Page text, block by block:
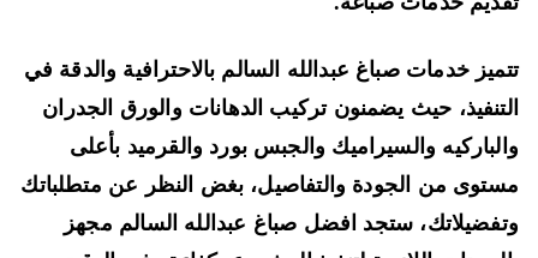
الأبعادخدمات صباغ عبدالله السالم بالاحترافية والدقة في
حيث يضمنون تركيب الدهانات والورق الجدران
والسيراميك والجبس بورد والقرميد بأعلى
من الجودة والتفاصيل، بغض النظر عن متطلباتك
ستجد افضل صباغ عبدالله السالم مجهز